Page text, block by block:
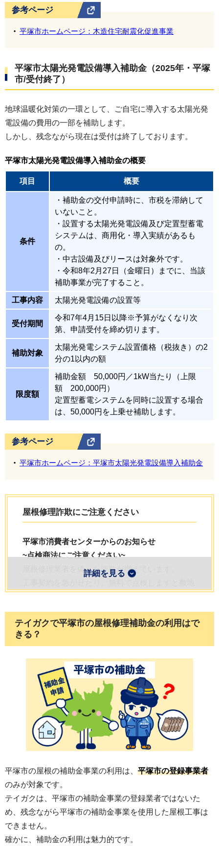
せん。
被害を未然に防ぐという意味でも、
や補強工事をご検討いただくことをお勧めいたし
参考ページ
と世帯（推計人口による）
タウンニュース 平塚・大磯・二宮・中井版
る被災者支援制度
平塚市ホームページ：災害時の情報収集
参考ページ
平塚市ホームページ：木造住宅耐震化促進事業
平塚市太陽光発電設備導入補助金（2025年・平塚
市/受付終了）
地球温暖化対策の一環として、ご自宅に導入する太陽光発
電設備の費用の一部を補助します。
しかし、残念ながら現在は受付は終了しております。
平塚市太陽光発電設備導入補助金の概要
項目 概要
条件
・補助金の交付申請時に、市税を滞納して
いないこと。
・設置する太陽光発電設備及び定置型蓄電
システムは、商用化・導入実績があるも
の。
・中古設備及びリースは対象外です。
・令和8年2月27日（金曜日）までに、当該
補助事業が完了すること。
工事内容 太陽光発電設備の設置等
受付期間
令和7年4月15日以降※予算がなくなり次
第、申請受付を締め切ります。
補助対象
太陽光発電システム設置価格（税抜き）の2
分の1以内の額
限度額
補助金額 50,000円／1kW当たり（上限
額 200,000円）
定置型蓄電システムを同時に設置する場合
は、50,000円を上乗せ補助します。
参考ページ
平塚市ホームページ：平塚市太陽光発電設備導入補助金
屋根修理詐欺にご注意ください
平塚市消費者センターからのお知らせ
~点検商法にご注意ください~
屋根修理業者を偽った詐欺が増えています。
【 事 例 】
きた業者と契約した結果、深刻なトラブル
に巻き込まれる事例が多発しています。い
ざ屋根修繕を依頼してみると、価格が他の
業者の倍以上だったり、必要のない修繕を
強引にさせられたり、さらには「見えない
ところで屋根を壊されたのではないか」と
いう疑念が生じるなど、対応に困っている
【対策】
不審な業者との契約トラブルを防ぐため
に、以下の点を必ず守りましょう。
すぐに契約はしないで、一旦考える時間を
詳細を見る
テイガクで平塚市の屋根修理補助金の利用はで
きる？
平塚市の屋根の補助金事業の利用は、 平塚市の登録事業者
のみが対象です。
テイガクは、平塚市の補助金事業の登録業者ではないた
め、残念ながら平塚市の補助金事業を使用した屋根工事は
できません。
確かに、補助金の利用は魅力的です。